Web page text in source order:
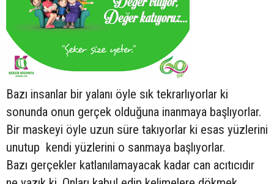
Bazı insanlar bir yalanı öyle sık tekrarlıyorlar ki
sonunda onun gerçek olduğuna inanmaya başlıyorlar.
Bir maskeyi öyle uzun süre takıyorlar ki esas yüzlerini
unutup kendi yüzlerini o sanmaya başlıyorlar.
Bazı gerçekler katlanılamayacak kadar can acıtıcıdır